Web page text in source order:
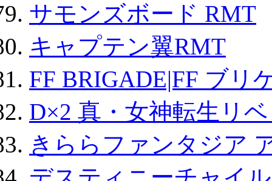
サモンズボード RMT
キャプテン翼RMT
FF BRIGADE|FF ブリ
D×2 真・女神転生リ
きららファンタジア